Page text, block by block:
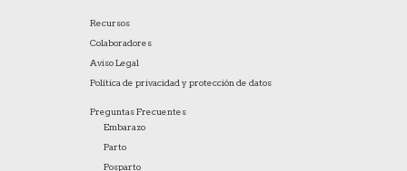
Recursos
Colaboradores
Aviso Legal
Política de privacidad y protección de datos
Preguntas Frecuentes
Embarazo
Parto
Posparto